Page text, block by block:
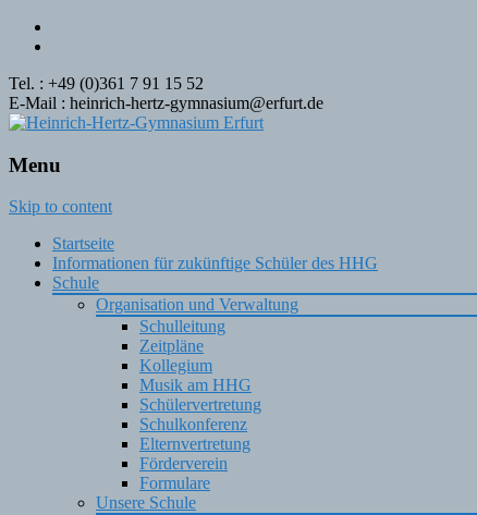
Tel. : +49 (0)361 7 91 15 52
E-Mail : heinrich-hertz-gymnasium@erfurt.de
Menu
Skip to content
Startseite
Informationen für zukünftige Schüler des HHG
Schule
Organisation und Verwaltung
Schulleitung
Zeitpläne
Kollegium
Musik am HHG
Schülervertretung
Schulkonferenz
Elternvertretung
Förderverein
Formulare
Unsere Schule